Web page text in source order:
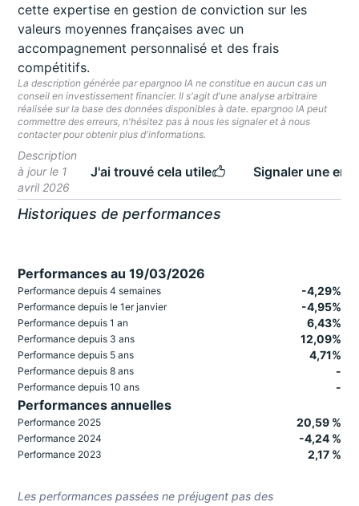
cette expertise en gestion de conviction sur les
valeurs moyennes françaises avec un
accompagnement personnalisé et des frais
compétitifs.
La description générée par epargnoo IA ne constitue en aucun cas un
conseil en investissement financier. Il s'agit d'une analyse arbitraire
réalisée sur la base des données disponibles à date. epargnoo IA peut
commettre des erreurs, n'hésitez pas à nous les signaler et à nous
contacter pour obtenir plus d'informations.
Description
à jour le 1
avril 2026
J'ai trouvé cela utile Signaler une
Historiques de performances
Performances au 19/03/2026
Performance depuis 4 semaines -4,29%
Performance depuis le 1er janvier -4,95%
Performance depuis 1 an 6,43%
Performance depuis 3 ans 12,09%
Performance depuis 5 ans 4,71%
Performance depuis 8 ans -
Performance depuis 10 ans -
Performances annuelles
Performance 2025 20,59 %
Performance 2024 -4,24 %
Performance 2023 2,17 %
Les performances passées ne préjugent pas des